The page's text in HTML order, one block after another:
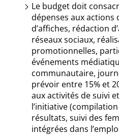
Le budget doit
dépenses aux actions
d’affiches, rédaction
réseaux sociaux,
promotionnelles,
événements
communautaire,
prévoir entre 15% et
aux activités de suivi
l’initiative
résultats, suivi des
intégrées dans